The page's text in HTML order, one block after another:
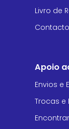
Livro de
Apoio
Envios e
Trocas e